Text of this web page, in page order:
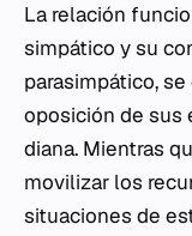
La relación
simpático y su
parasimpático,
oposición de sus
diana. Mientras
movilizar los
situaciones de